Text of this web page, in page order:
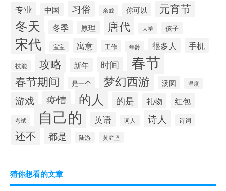
专业 中国 习俗 亲戚 你可以 元宵节
冬天 冬季 原理 唐代 大学 孩子
宋代 宝宝 寓意 工作 年龄 很多人 手机
技能 攻略 新年 时间 春节
春节期间 是一个 梦幻西游 汤圆 温度
游戏 疫情 的人 的是 礼物 红包
考试 自己的 英语 词人 诗人 诗词
还不 都是 陆游 黄庭坚
猜你想看的文章